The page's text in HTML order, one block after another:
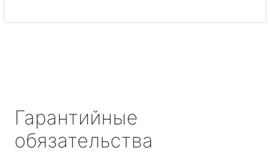
Сясьстрой
Гарантийные
обязательства